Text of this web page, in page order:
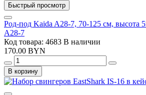
Быстрый просмотр
Род-под Kaida A28-7, 70-125 см, высота
A28-7
Код товара: 4683 В наличии
170.00 BYN
В корзину